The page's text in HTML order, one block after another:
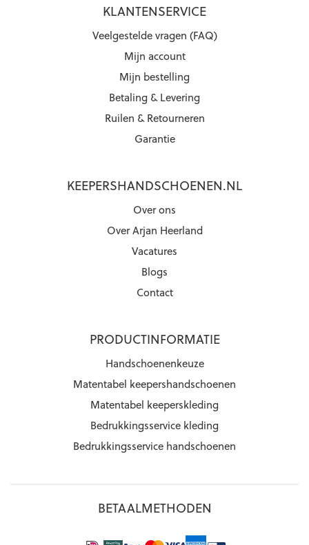
KLANTENSERVICE
Veelgestelde vragen (FAQ)
Mijn account
Mijn bestelling
Betaling & Levering
Ruilen & Retourneren
Garantie
KEEPERSHANDSCHOENEN.NL
Over ons
Over Arjan Heerland
Vacatures
Blogs
Contact
PRODUCTINFORMATIE
Handschoenenkeuze
Matentabel keepershandschoenen
Matentabel keeperskleding
Bedrukkingsservice kleding
Bedrukkingsservice handschoenen
BETAALMETHODEN